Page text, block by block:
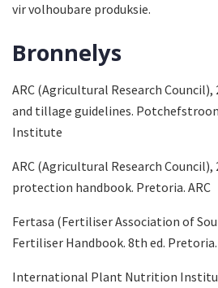
vir volhoubare produksie.
Bronnelys
ARC (Agricultural Research
and tillage guidelines.
Institute
ARC (Agricultural Research Council),
protection handbook. Pretoria. ARC
Fertasa (Fertiliser Association of
Fertiliser Handbook. 8th ed.
International Plant Nutrition